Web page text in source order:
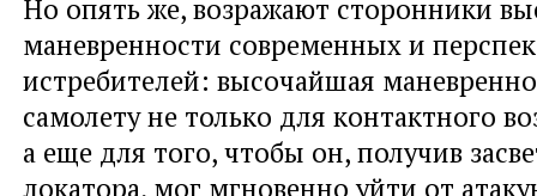
Но опять же, возражают сторонники
маневренности современных и
истребителей: высочайшая
самолету не только для контактного
а еще для того, чтобы он, получив
локатора, мог мгновенно уйти от